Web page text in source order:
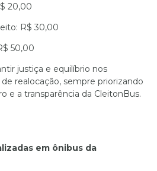
20,00
R$ 30,00
50,00
justiça e equilíbrio nos
realocação, sempre priorizando
e a transparência da CleitonBus.
em ônibus da